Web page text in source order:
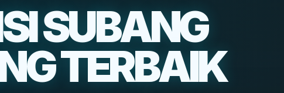
SUBANG
TERBAIK